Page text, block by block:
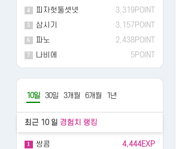
4 피자헛둘셋넷 3,319POINT
5 삼시기 3,157POINT
6 파노 2,438POINT
7 나비에 5POINT
10일 30일 3개월 6개월 1년
최근 10 일 경험치 랭킹
1 쌍콤 4,444EXP